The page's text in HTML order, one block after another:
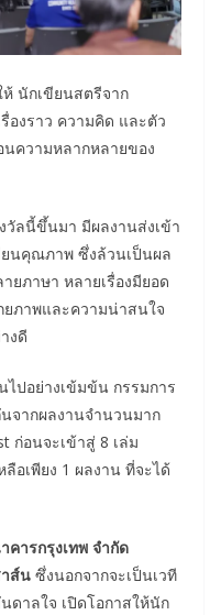
นักเขียนสตรีจาก
องราว ความคิด และตัว
ความหลากหลายของ
วัลนี้ขึ้นมา มีผลงานส่งเข้า
ยนคุณภาพ ซึ่งล้วนเป็นผล
ยภาษา หลายเรื่องมียอด
ภาพและความน่าสนใจ
งดี
ไปอย่างเข้มข้น กรรมการ
จากผลงานจำนวนมาก
ก่อนจะเข้าสู่ 8 เล่ม
อเพียง 1 ผลงาน ที่จะได้
ารกรุงเทพ จำกัด
ส์น ซึ่งนอกจากจะเป็นเวที
ดาลใจ เปิดโอกาสให้นัก